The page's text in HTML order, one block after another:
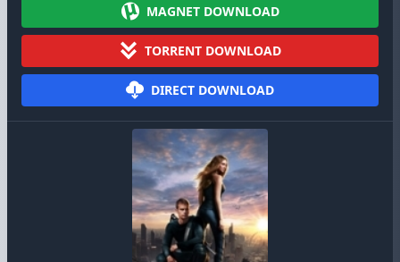
MAGNET DOWNLOAD
TORRENT DOWNLOAD
DIRECT DOWNLOAD